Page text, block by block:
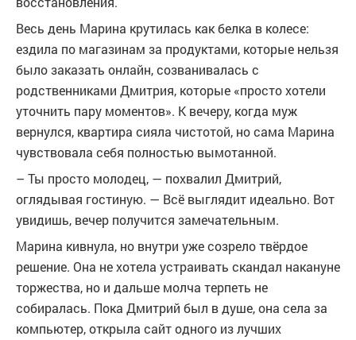
Весь день Марина крутилась как белка в колесе:
ездила по магазинам за продуктами, которые нельзя
было заказать онлайн, созванивалась с
родственниками Дмитрия, которые «просто хотели
уточнить пару моментов». К вечеру, когда муж
вернулся, квартира сияла чистотой, но сама Марина
чувствовала себя полностью вымотанной.
– Ты просто молодец, — похвалил Дмитрий,
оглядывая гостиную. — Всё выглядит идеально. Вот
увидишь, вечер получится замечательным.
Марина кивнула, но внутри уже созрело твёрдое
решение. Она не хотела устраивать скандал накануне
торжества, но и дальше молча терпеть не
собиралась. Пока Дмитрий был в душе, она села за
компьютер, открыла сайт одного из лучших